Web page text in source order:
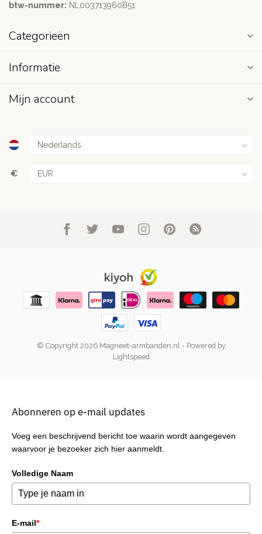
btw-nummer: NL003713960B51
Categorieën
Informatie
Mijn account
€
© Copyright 2026 Magneet-armbanden.nl- Powered by
Lightspeed
Abonneren op e-mail updates
Voeg een beschrijvend bericht toe waarin wordt aangegeven
waarvoor je bezoeker zich hier aanmeldt.
Volledige Naam
E-mail*